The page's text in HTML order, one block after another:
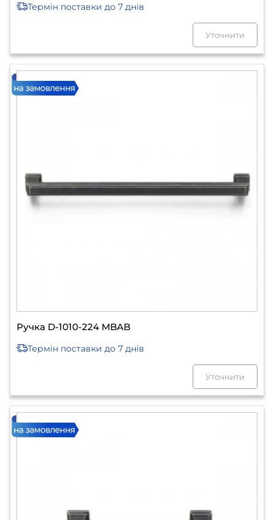
Термін поставки до 7 днів
Уточнити
Ручка D-1010-224 MBAB
Термін поставки до 7 днів
Уточнити